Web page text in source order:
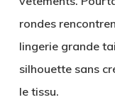
rondes
lingerie grande
silhouette sans
le tissu.